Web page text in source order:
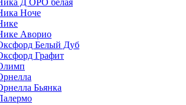
Д ОРО белая
Ноче
Аворио
Белый Дуб
Графит
Бьянка